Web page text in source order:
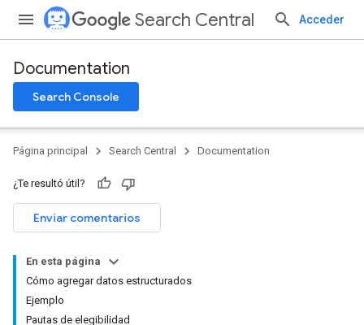
Search Central Acceder
Documentation
Search Console
Página principal Search Central Documentation
¿Te resultó útil?
Enviar comentarios
En esta página
Cómo agregar datos estructurados
Ejemplo
Pautas de elegibilidad